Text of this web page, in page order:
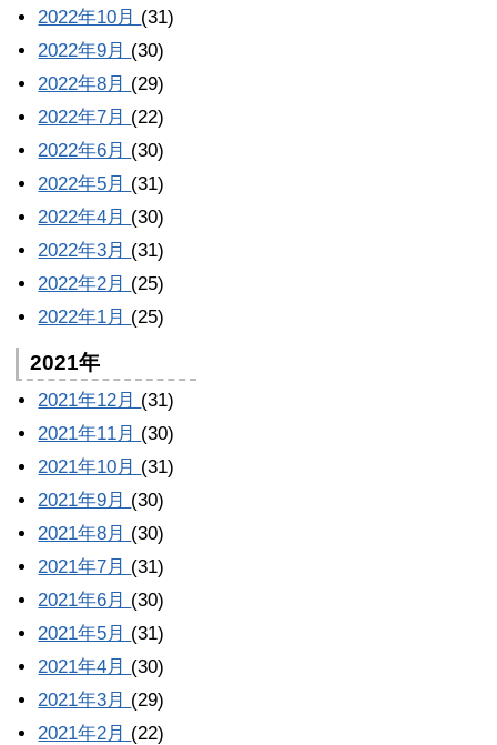
2022年10月 (31)
2022年9月 (30)
2022年8月 (29)
2022年7月 (22)
2022年6月 (30)
2022年5月 (31)
2022年4月 (30)
2022年3月 (31)
2022年2月 (25)
2022年1月 (25)
2021年
2021年12月 (31)
2021年11月 (30)
2021年10月 (31)
2021年9月 (30)
2021年8月 (30)
2021年7月 (31)
2021年6月 (30)
2021年5月 (31)
2021年4月 (30)
2021年3月 (29)
2021年2月 (22)